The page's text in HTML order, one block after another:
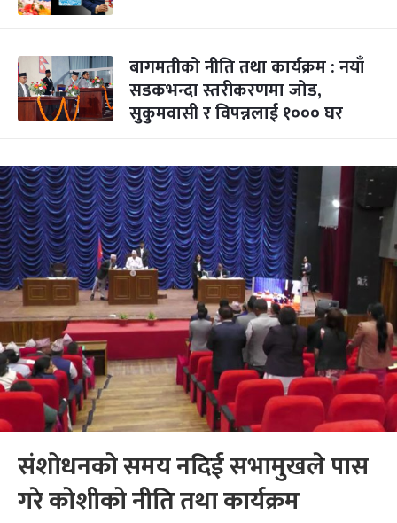
बागमतीको नीति तथा कार्यक्रम : नयाँ
सडकभन्दा स्तरीकरणमा जोड,
सुकुमवासी र विपन्नलाई १००० घर
संशोधनको समय नदिई सभामुखले पास
गरे कोशीको नीति तथा कार्यक्रम